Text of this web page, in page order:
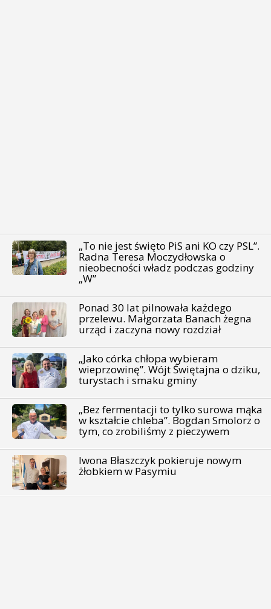
„To nie jest święto PiS ani KO czy PSL”.
Radna Teresa Moczydłowska o
nieobecności władz podczas godziny
„W”
Ponad 30 lat pilnowała każdego
przelewu. Małgorzata Banach żegna
urząd i zaczyna nowy rozdział
„Jako córka chłopa wybieram
wieprzowinę”. Wójt Świętajna o dziku,
turystach i smaku gminy
„Bez fermentacji to tylko surowa mąka
w kształcie chleba”. Bogdan Smolorz o
tym, co zrobiliśmy z pieczywem
Iwona Błaszczyk pokieruje nowym
żłobkiem w Pasymiu